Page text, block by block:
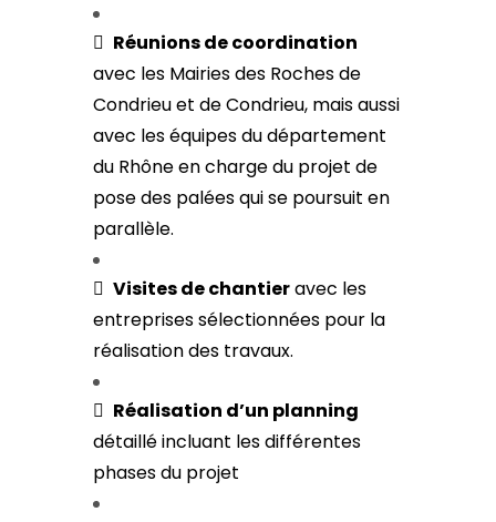
 Réunions de coordination
avec les Mairies des Roches de
Condrieu et de Condrieu, mais aussi
avec les équipes du département
du Rhône en charge du projet de
pose des palées qui se poursuit en
parallèle.
 Visites de chantieravec les
entreprises sélectionnées pour la
réalisation des travaux.
 Réalisation d’un planning
détaillé incluant les différentes
phases du projet